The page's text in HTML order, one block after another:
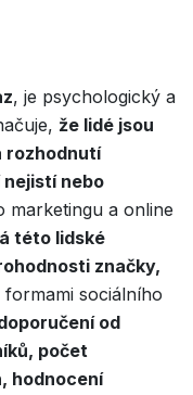
, je psychologický a
že lidé jsou
rozhodnutí
nebo
marketingu a online
této lidské
značky,
formami sociálního
od
počet
hodnocení